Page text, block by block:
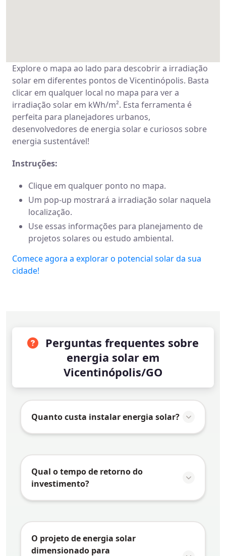
Explore o mapa ao lado para descobrir a irradiação
solar em diferentes pontos de Vicentinópolis. Basta
clicar em qualquer local no mapa para ver a
irradiação solar em kWh/m². Esta ferramenta é
perfeita para planejadores urbanos,
desenvolvedores de energia solar e curiosos sobre
energia sustentável!
Instruções:
Clique em qualquer ponto no mapa.
Um pop-up mostrará a irradiação solar naquela
localização.
Use essas informações para planejamento de
projetos solares ou estudo ambiental.
Comece agora a explorar o potencial solar da sua
cidade!
Perguntas frequentes sobre
energia solar em
Vicentinópolis/GO
Quanto custa instalar energia solar?
Vicentinópolis/GOvaria conforme vários
fatores:
Consumo de energia:
consumo, maior o sistema necessário e
complexos podem exigir estruturas
Qual o tempo de retorno do
investimento?
(payback) em energia solar depende de
vários fatores específicos de
Vicentinópolis/GO:
O projeto de energia solar
dimensionado para